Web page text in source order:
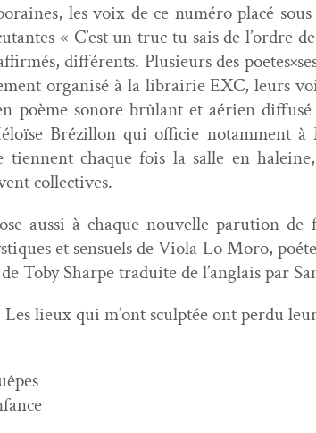
les voix de ce numéro placé
« C’est un truc tu sais de
dif­férents. Plusieurs des poet­es×
organ­isé à la librairie EXC, leurs
poème sonore brûlant et aérien
Brézil­lon qui offi­cie notam­ment
tien­nent chaque fois la salle en
collectives.
aus­si à chaque nou­velle paru­tion
et sen­suels de Vio­la Lo Moro,
Toby Sharpe traduite de l’anglais par
lieux qui m’ont sculp­tée ont per­du